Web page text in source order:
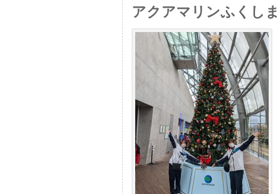
アクアマリンふくしま